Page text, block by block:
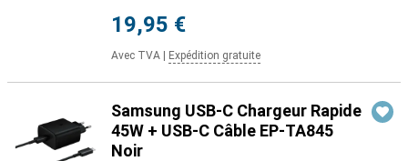
19,95 €
Avec TVA Expédition gratuite
Samsung USB-C Chargeur Rapide
45W + USB-C Câble EP-TA845
Noir